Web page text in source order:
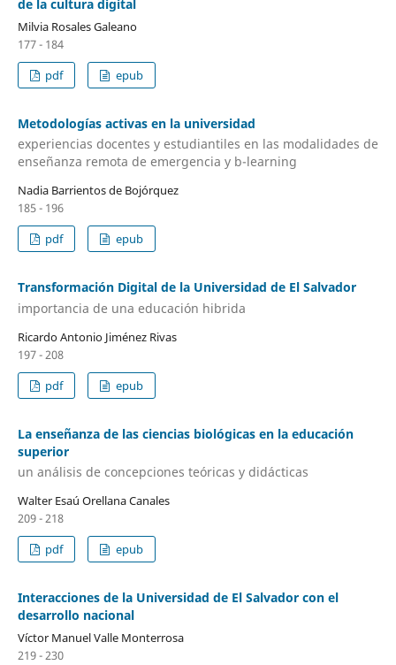
de la cultura digital
Milvia Rosales Galeano
177 - 184
pdf
epub
Metodologías activas en la universidad
experiencias docentes y estudiantiles en las modalidades de
enseñanza remota de emergencia y b-learning
Nadia Barrientos de Bojórquez
185 - 196
pdf
epub
Transformación Digital de la Universidad de El Salvador
importancia de una educación hibrida
Ricardo Antonio Jiménez Rivas
197 - 208
pdf
epub
La enseñanza de las ciencias biológicas en la educación
superior
un análisis de concepciones teóricas y didácticas
Walter Esaú Orellana Canales
209 - 218
pdf
epub
Interacciones de la Universidad de El Salvador con el
desarrollo nacional
Víctor Manuel Valle Monterrosa
219 - 230